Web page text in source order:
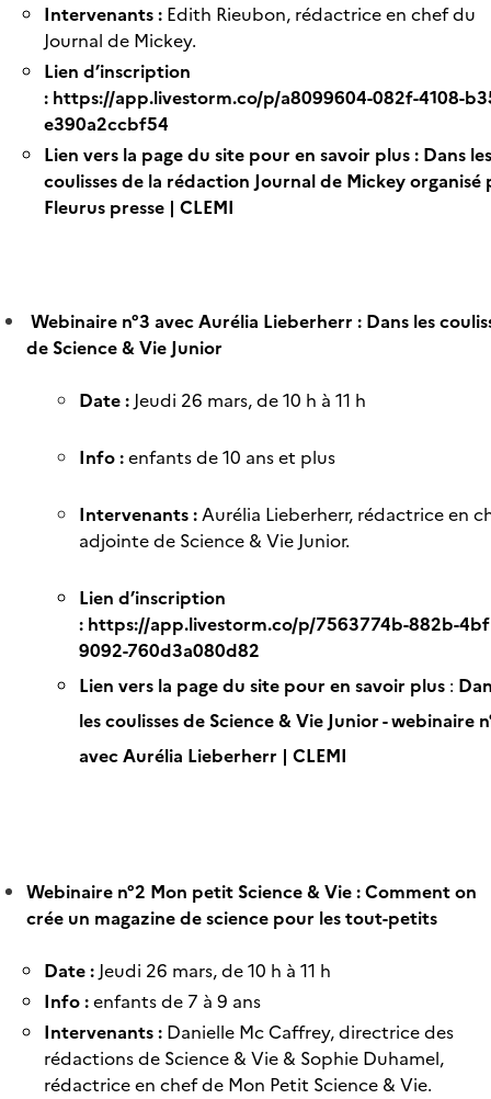
Intervenants : Edith Rieubon, rédactrice en chef du
Journal de Mickey.
Lien d’inscription
: https://app.livestorm.co/p/a8099604-082f-4108-
e390a2ccbf54
Lien vers la page du site pour en savoir plus : Dans les
coulisses de la rédaction Journal de Mickey organisé
Fleurus presse | CLEMI
Webinaire n°3 avec Aurélia Lieberherr : Dans les
de Science & Vie Junior
Date : Jeudi 26 mars, de 10 h à 11 h
Info :enfants de 10 ans et plus
Intervenants :Aurélia Lieberherr, rédactrice en
adjointe de Science & Vie Junior.
Lien d’inscription
: https://app.livestorm.co/p/7563774b-882b-
9092-760d3a080d82
Lien vers la page du site pour en savoir plus :
les coulisses de Science & Vie Junior - webinaire
avec Aurélia Lieberherr | CLEMI
Webinaire n°2 Mon petit Science & Vie : Comment on
crée un magazine de science pour les tout-petits
Date : Jeudi 26 mars, de 10 h à 11 h
Info :enfants de 7 à 9 ans
Intervenants : Danielle Mc Caffrey, directrice des
rédactions de Science & Vie & Sophie Duhamel,
rédactrice en chef de Mon Petit Science & Vie.